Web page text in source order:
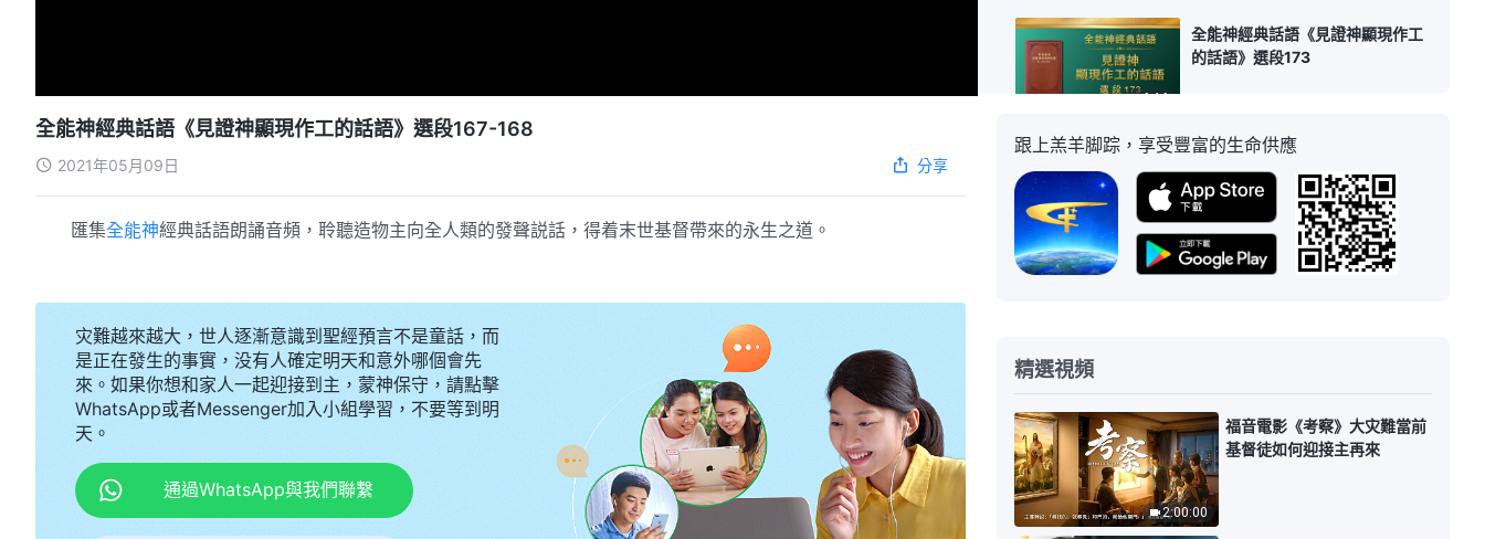
6:16
全能神經典話語《見證神顯現作工
的話語》選段173
7:13
全能神經典話語《見證神顯現作工
的話語》選段174
全能神經典話語《見證神顯現作工
6:00
的話語》選段177
全能神經典話語《見證神顯現作工
的話語》選段178-179
全能神經典話語《見證神顯現作工的話語》選段167-168
2021年05月09日 分享
匯集全能神經典話語朗誦音頻，聆聽造物主向全人類的發聲説話，得着末世基督帶來的永生之道。
灾難越來越大，世人逐漸意識到聖經預言不是童話，而
是正在發生的事實，没有人確定明天和意外哪個會先
來。如果你想和家人一起迎接到主，蒙神保守，請點擊
WhatsApp或者Messenger加入小組學習，不要等到明
天。
通過WhatsApp與我們聯繫
跟上羔羊脚踪，享受豐富的生命供應
精選視頻
2:00:00
福音電影《考察》大灾難當前
基督徒如何迎接主再來